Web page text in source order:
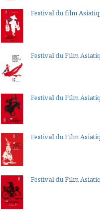
Festival du film
Festival du Film
Festival du Film
Festival du Film
Festival du Film